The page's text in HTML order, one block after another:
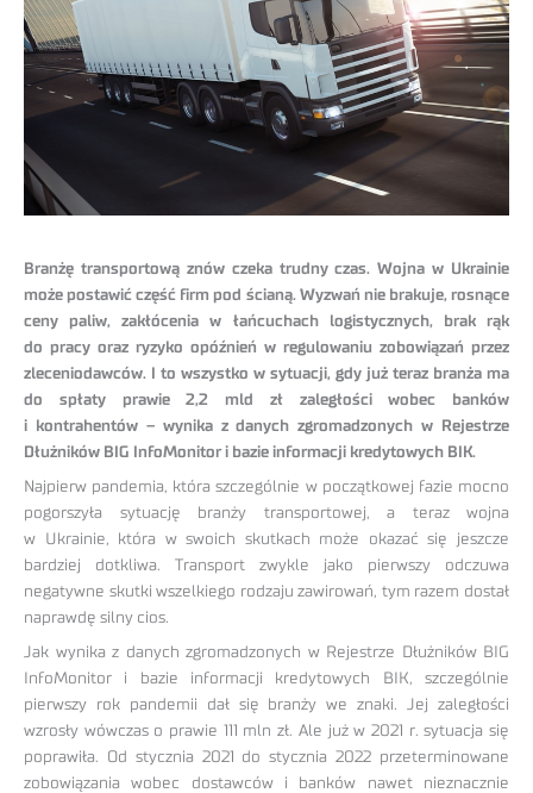
Branżę transportową znów czeka trudny czas. Wojna w Ukrainie
może postawić część firm pod ścianą. Wyzwań nie brakuje, rosnące
ceny paliw, zakłócenia w łańcuchach logistycznych, brak rąk
do pracy oraz ryzyko opóźnień w regulowaniu zobowiązań przez
zleceniodawców. I to wszystko w sytuacji, gdy już teraz branża ma
do spłaty prawie 2,2 mld zł zaległości wobec banków
i kontrahentów – wynika z danych zgromadzonych w Rejestrze
Dłużników BIG InfoMonitor i bazie informacji kredytowych BIK.
Najpierw pandemia, która szczególnie w początkowej fazie mocno
pogorszyła sytuację branży transportowej, a teraz wojna
w Ukrainie, która w swoich skutkach może okazać się jeszcze
bardziej dotkliwa. Transport zwykle jako pierwszy odczuwa
negatywne skutki wszelkiego rodzaju zawirowań, tym razem dostał
naprawdę silny cios.
Jak wynika z danych zgromadzonych w Rejestrze Dłużników BIG
InfoMonitor i bazie informacji kredytowych BIK, szczególnie
pierwszy rok pandemii dał się branży we znaki. Jej zaległości
wzrosły wówczas o prawie 111 mln zł. Ale już w 2021 r. sytuacja się
poprawiła. Od stycznia 2021 do stycznia 2022 przeterminowane
zobowiązania wobec dostawców i banków nawet nieznacznie